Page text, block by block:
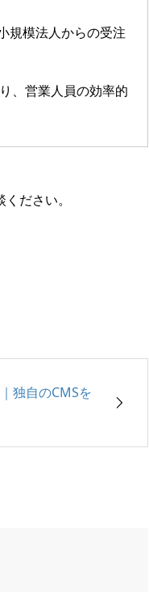
規模法人からの受注
、営業人員の効率的
ださい。
独自のCMSを